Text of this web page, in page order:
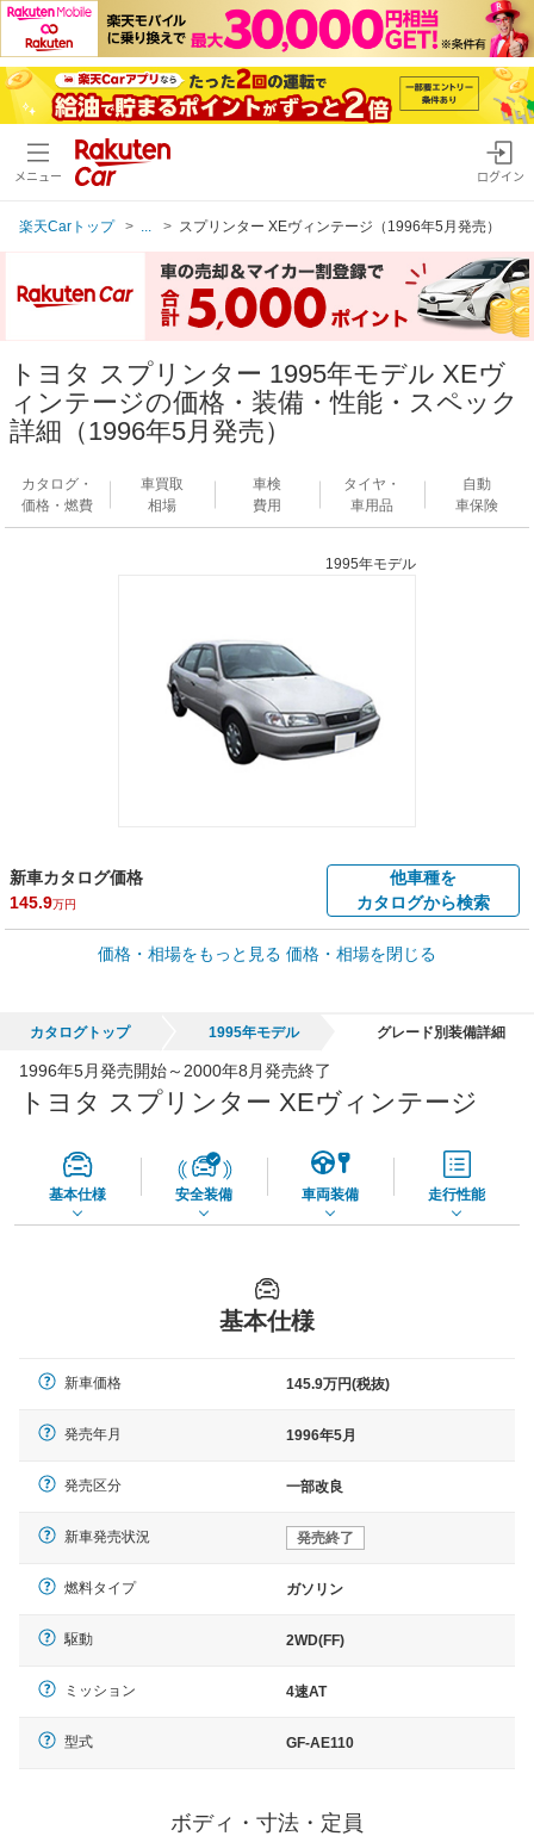
メニュー ログイン
楽天Carトップ スプリンター XEヴィンテージ（1996年5月発売）
トヨタ スプリンター 1995年モデル XEヴ
ィンテージの価格・装備・性能・スペック
詳細（1996年5月発売）
カタログ・
価格・燃費
車買取
相場
車検
費用
タイヤ・
車用品
自動
車保険
1995年モデル
新車カタログ価格
145.9万円
他車種を
カタログから検索
車買取価格 *
車買取相場
56,270円
価格・相場をもっと見る 価格・相場を閉じる
カタログトップ 1995年モデル グレード別装備詳細
1996年5月発売開始～2000年8月発売終了
トヨタ スプリンター XEヴィンテージ
基本仕様 安全装備 車両装備 走行性能
基本仕様
新車価格 145.9万円(税抜)
発売年月 1996年5月
発売区分 一部改良
新車発売状況 発売終了
燃料タイプ ガソリン
駆動 2WD(FF)
ミッション 4速AT
型式 GF-AE110
ボディ・寸法・定員